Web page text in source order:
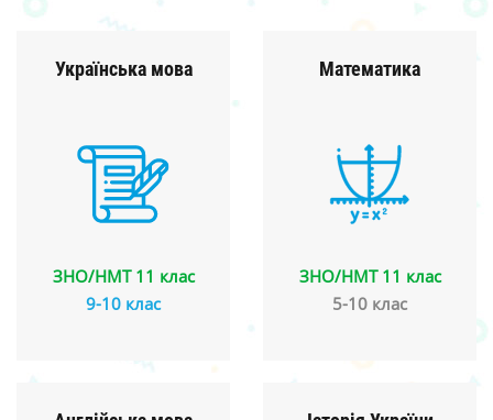
Українська мова
ЗНО/НМТ 11 клас
9-10 клас
Математика
ЗНО/НМТ 11 клас
5-10 клас